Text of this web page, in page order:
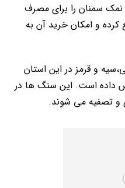
سمنان را برای مصرف
و امکان خرید آن به
و قرمز در این استان
داده است. این سنگ ها در
و تصفیه می شوند.